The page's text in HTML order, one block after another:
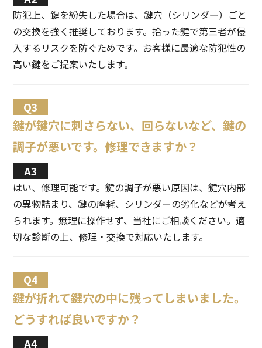
防犯上、鍵を紛失した場合は、鍵穴（シリンダー）ごと
の交換を強く推奨しております。拾った鍵で第三者が侵
入するリスクを防ぐためです。お客様に最適な防犯性の
高い鍵をご提案いたします。
鍵が鍵穴に刺さらない、回らないなど、鍵の
調子が悪いです。修理できますか？
はい、修理可能です。鍵の調子が悪い原因は、鍵穴内部
の異物詰まり、鍵の摩耗、シリンダーの劣化などが考え
られます。無理に操作せず、当社にご相談ください。適
切な診断の上、修理・交換で対応いたします。
鍵が折れて鍵穴の中に残ってしまいました。
どうすれば良いですか？